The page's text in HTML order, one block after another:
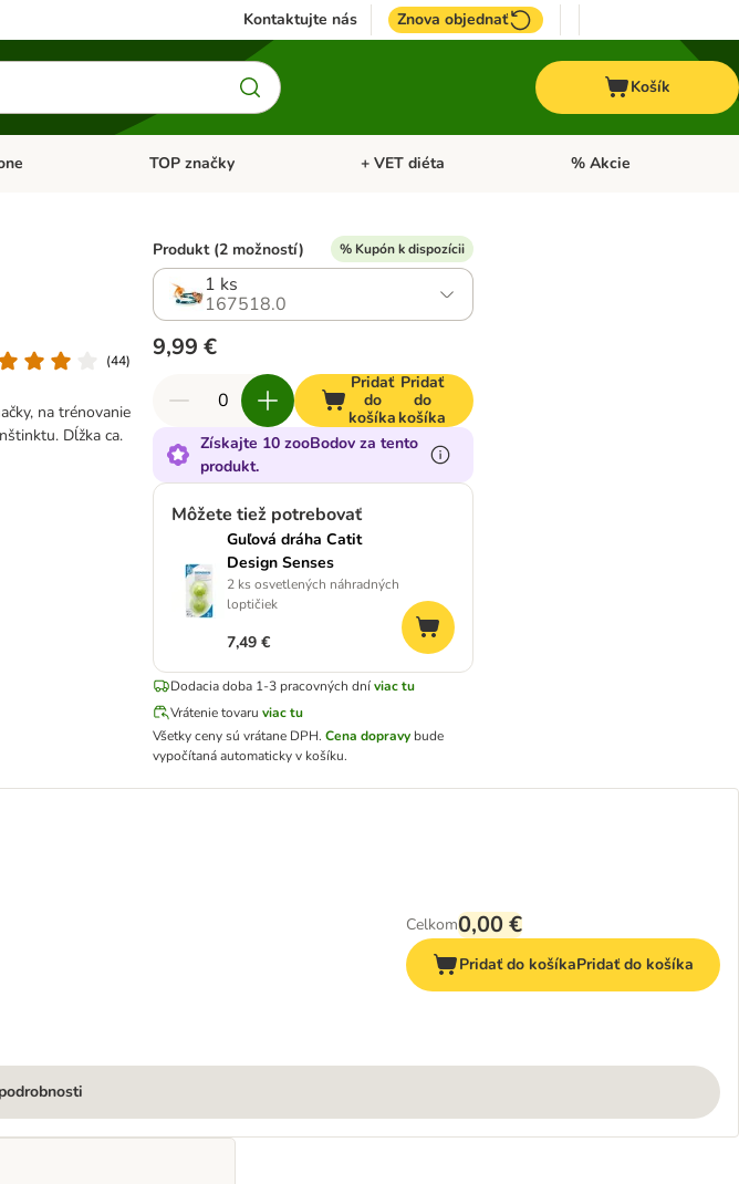
Kontaktujte nás Znova objednať
Košík
menu: Vtáky Otvoriť menu: Kone
TOP značky Otvoriť menu: TOP značky
+ VET diéta Otvoriť menu: + VET diéta
% Akcie
(44)
na trénovanie
Dĺžka ca.
Produkt (2 možností) % Kupón k dispozícii
1 ks
167518.0
9,99 €
Pridať
do
košíka
Pridať
do
košíka
Získajte 10 zooBodov za tento
produkt.
Môžete tiež potrebovať
Guľová dráha Catit
Design Senses
2 ks osvetlených náhradných
loptičiek
7,49 €
Dodacia doba 1-3 pracovných dníviac tu
Vrátenie tovaru viac tu
Všetky ceny sú vrátane DPH. Cena dopravy bude
vypočítaná automaticky v košíku.
Celkom0,00 €
Pridať do košíkaPridať do košíka